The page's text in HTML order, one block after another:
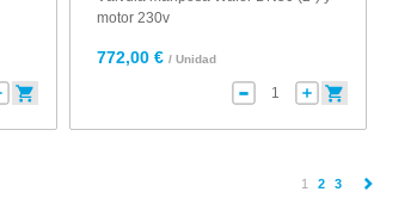
motor 230v
772,00 € / Unidad
1 (current)
2 3